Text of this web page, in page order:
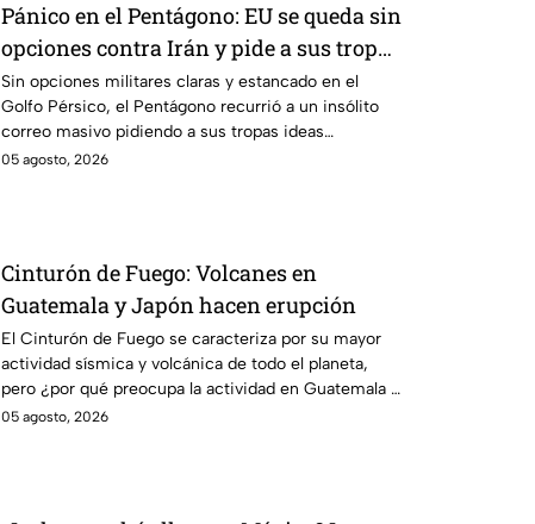
Pánico en el Pentágono: EU se queda sin
opciones contra Irán y pide a sus tropas
ideas para castigar a Teherán
Sin opciones militares claras y estancado en el
Golfo Pérsico, el Pentágono recurrió a un insólito
correo masivo pidiendo a sus tropas ideas
“creativas” para presionar a Irán.
05 agosto, 2026
Cinturón de Fuego: Volcanes en
Guatemala y Japón hacen erupción
El Cinturón de Fuego se caracteriza por su mayor
actividad sísmica y volcánica de todo el planeta,
pero ¿por qué preocupa la actividad en Guatemala y
Japón?
05 agosto, 2026